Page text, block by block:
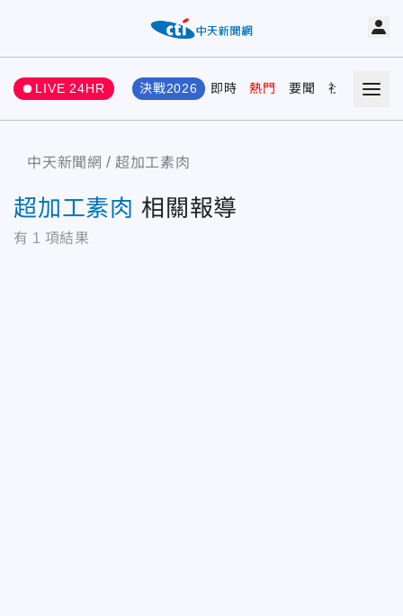
LIVE 24HR 決戰2026 即時 熱門 要聞 社會 娛樂
中天新聞網 超加工素肉
超加工素肉 相關報導
有 1 項結果